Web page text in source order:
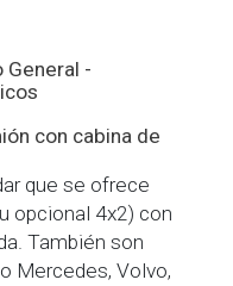
General -
con cabina de
que se ofrece
opcional 4x2) con
También son
Mercedes, Volvo,